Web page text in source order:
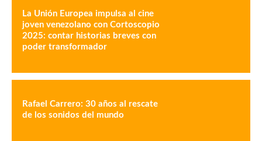
La Unión Europea impulsa al cine
joven venezolano con Cortoscopio
2025: contar historias breves con
poder transformador
Rafael Carrero: 30 años al rescate
de los sonidos del mundo